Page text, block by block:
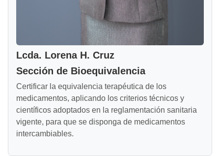
Lcda. Lorena H. Cruz
Sección de Bioequivalencia
Certificar la equivalencia terapéutica de los
medicamentos, aplicando los criterios técnicos y
científicos adoptados en la reglamentación sanitaria
vigente, para que se disponga de medicamentos
intercambiables.